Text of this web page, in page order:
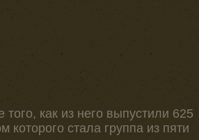
как из него выпустили 625
которого стала группа из пяти